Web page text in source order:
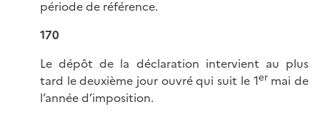
période de référence.
170
Le dépôt de la déclaration intervient au plus
tard le deuxième jour ouvré qui suit le 1er mai de
l’année d’imposition.